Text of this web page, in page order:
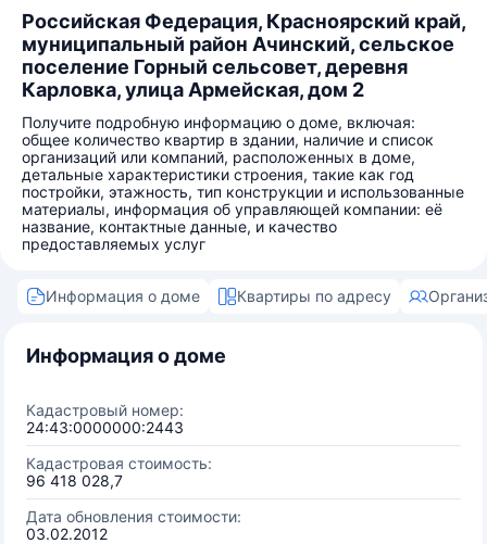
Российская Федерация, Красноярский край,
муниципальный район Ачинский, сельское
поселение Горный сельсовет, деревня
Карловка, улица Армейская, дом 2
Получите подробную информацию о доме, включая:
общее количество квартир в здании, наличие и список
организаций или компаний, расположенных в доме,
детальные характеристики строения, такие как год
постройки, этажность, тип конструкции и использованные
материалы, информация об управляющей компании: её
название, контактные данные, и качество
предоставляемых услуг
Информация о доме Квартиры по адресу
Информация о доме
Кадастровый номер:
24:43:0000000:2443
Кадастровая стоимость:
96 418 028,7
Дата обновления стоимости:
03.02.2012